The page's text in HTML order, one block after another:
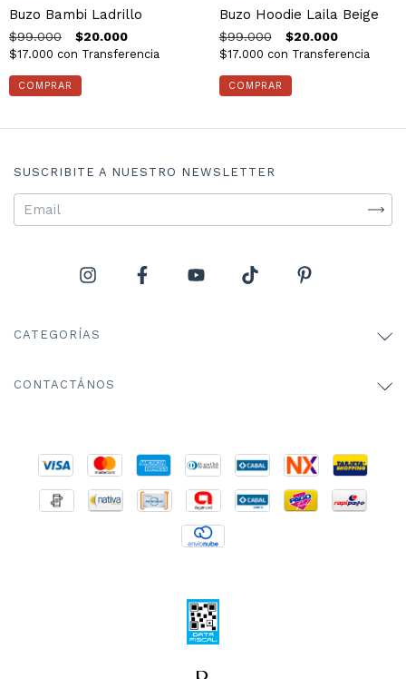
Buzo Bambi Ladrillo
$99.000 $20.000
$17.000 con Transferencia
COMPRAR
Buzo Hoodie Laila Beige
$99.000 $20.000
$17.000 con Transferencia
COMPRAR
SUSCRIBITE A NUESTRO NEWSLETTER
CATEGORÍAS
CONTACTÁNOS